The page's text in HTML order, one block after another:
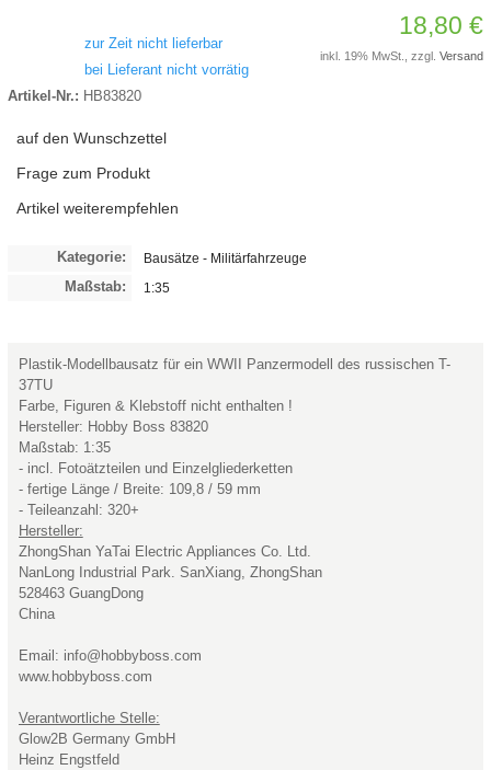
zur Zeit nicht lieferbar
bei Lieferant nicht vorrätig
Artikel-Nr.: HB83820
auf den Wunschzettel
Frage zum Produkt
Artikel weiterempfehlen
18,80 €
inkl. 19% MwSt., zzgl.Versand
Kategorie: Bausätze - Militärfahrzeuge
Maßstab: 1:35
Plastik-Modellbausatz für ein WWII Panzermodell des russischen T-
37TU
Farbe, Figuren & Klebstoff nicht enthalten !
Hersteller: Hobby Boss 83820
Maßstab: 1:35
- incl. Fotoätzteilen und Einzelgliederketten
- fertige Länge / Breite: 109,8 / 59 mm
- Teileanzahl: 320+
Hersteller:
ZhongShan YaTai Electric Appliances Co. Ltd.
NanLong Industrial Park. SanXiang, ZhongShan
528463 GuangDong
China
Email: info@hobbyboss.com
www.hobbyboss.com
Verantwortliche Stelle:
Glow2B Germany GmbH
Heinz Engstfeld